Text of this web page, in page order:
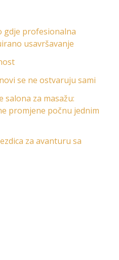
gdje profesionalna
usavršavanje
se ne ostvaruju sami
salona za masažu:
promjene počnu jednim
za avanturu sa